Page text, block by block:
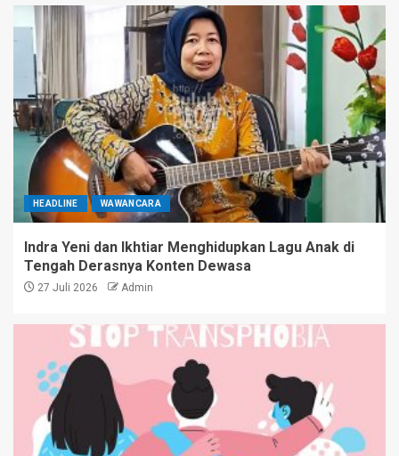
HEADLINE WAWANCARA
Indra Yeni dan Ikhtiar Menghidupkan Lagu Anak di
Tengah Derasnya Konten Dewasa
27 Juli 2026 Admin